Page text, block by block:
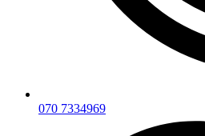
070 7334969